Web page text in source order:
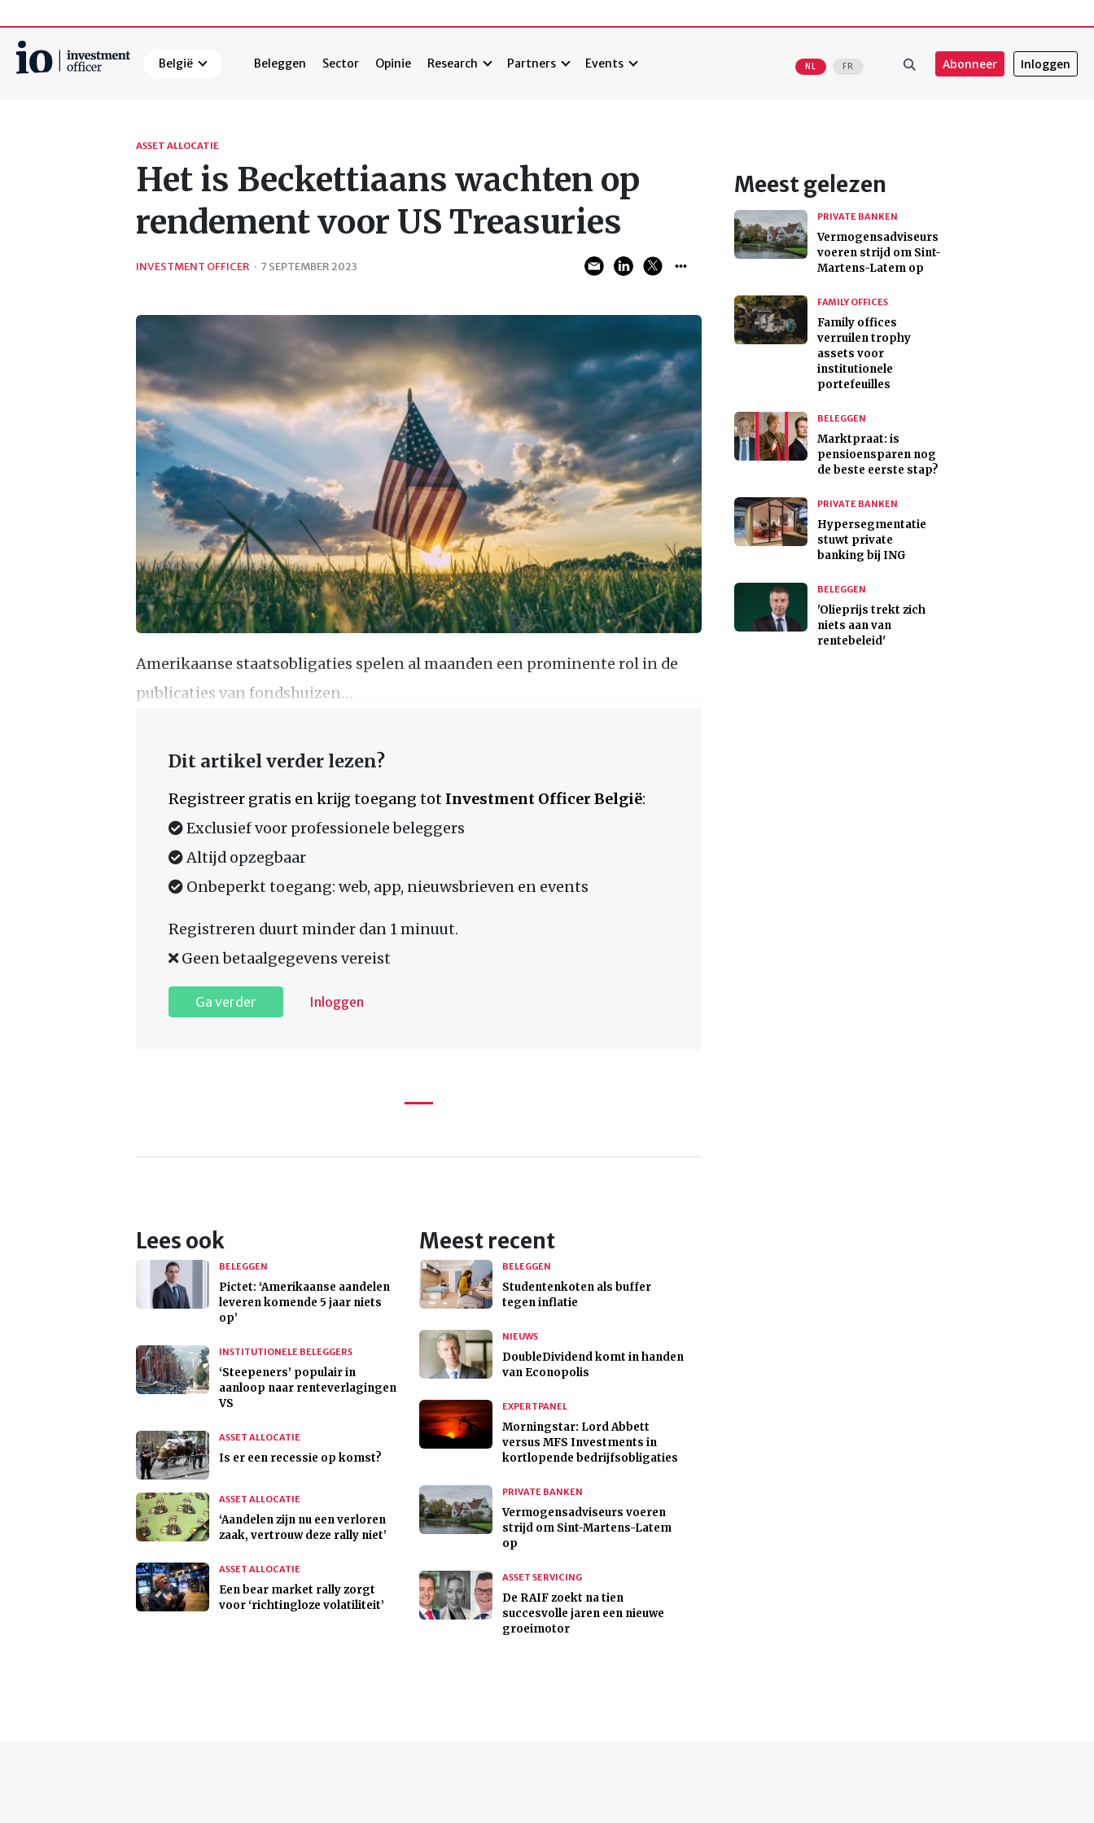
België Beleggen Sector Opinie Research Partners Events NL FR Abonneer Inloggen
ASSET ALLOCATIE
Het is Beckettiaans wachten op
rendement voor US Treasuries
INVESTMENT OFFICER · 7 SEPTEMBER 2023
Amerikaanse staatsobligaties spelen al maanden een prominente rol in de
publicaties van fondshuizen…
Dit artikel verder lezen?
Registreer gratis en krijg toegang tot Investment Officer België:
Exclusief voor professionele beleggers
Altijd opzegbaar
Onbeperkt toegang: web, app, nieuwsbrieven en events
Registreren duurt minder dan 1 minuut.
Geen betaalgegevens vereist
Ga verder Inloggen
Lees ook
BELEGGEN
Pictet: ‘Amerikaanse aandelen
leveren komende 5 jaar niets
op’
INSTITUTIONELE BELEGGERS
‘Steepeners’ populair in
aanloop naar renteverlagingen
VS
ASSET ALLOCATIE
Is er een recessie op komst?
ASSET ALLOCATIE
‘Aandelen zijn nu een verloren
zaak, vertrouw deze rally niet’
ASSET ALLOCATIE
Een bear market rally zorgt
voor ‘richtingloze volatiliteit’
Meest recent
BELEGGEN
Studentenkoten als buffer
tegen inflatie
NIEUWS
DoubleDividend komt in handen
van Econopolis
EXPERTPANEL
Morningstar: Lord Abbett
versus MFS Investments in
kortlopende bedrijfsobligaties
PRIVATE BANKEN
Vermogensadviseurs voeren
strijd om Sint-Martens-Latem
op
ASSET SERVICING
De RAIF zoekt na tien
succesvolle jaren een nieuwe
groeimotor
Meest gelezen
PRIVATE BANKEN
Vermogensadviseurs
voeren strijd om Sint-
Martens-Latem op
FAMILY OFFICES
Family offices
verruilen trophy
assets voor
institutionele
portefeuilles
BELEGGEN
Marktpraat: is
pensioensparen nog
de beste eerste stap?
PRIVATE BANKEN
Hypersegmentatie
stuwt private
banking bij ING
BELEGGEN
'Olieprijs trekt zich
niets aan van
rentebeleid'